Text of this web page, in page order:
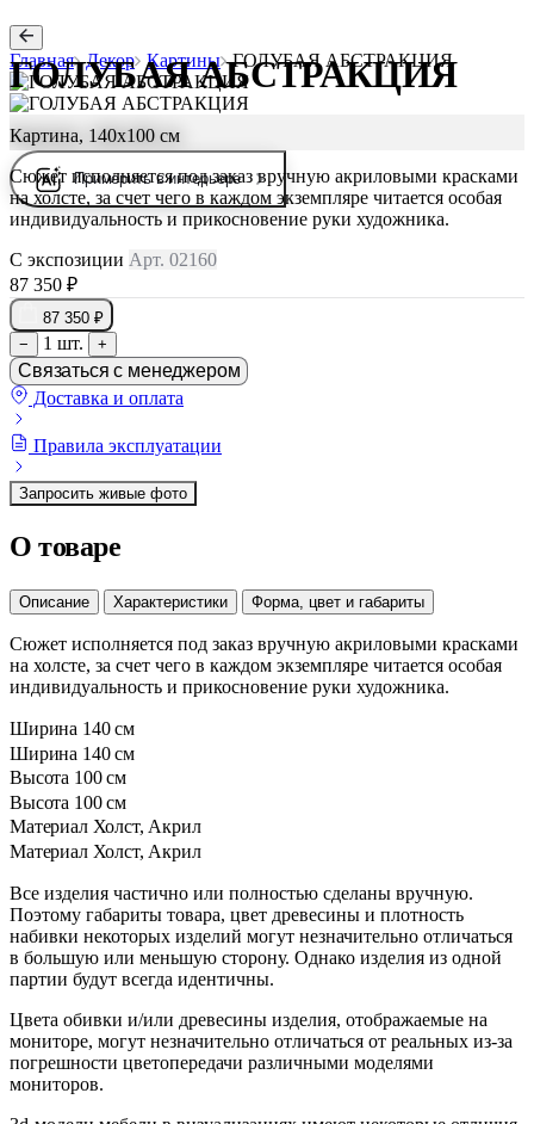
Главная Декор Картины ГОЛУБАЯ АБСТРАКЦИЯ
Примерить в интерьере
ГОЛУБАЯ АБСТРАКЦИЯ
Картина, 140х100 см
Сюжет исполняется под заказ вручную акриловыми красками
на холсте, за счет чего в каждом экземпляре читается особая
индивидуальность и прикосновение руки художника.
С экспозиции Арт. 02160
87 350 ₽
87 350 ₽
−
1 шт. +
Связаться с менеджером
Доставка и оплата
Правила эксплуатации
Запросить живые фото
О товаре
Описание Характеристики Форма, цвет и габариты
Сюжет исполняется под заказ вручную акриловыми красками
на холсте, за счет чего в каждом экземпляре читается особая
индивидуальность и прикосновение руки художника.
Ширина 140 см
Ширина 140 см
Высота 100 см
Высота 100 см
Материал Холст, Акрил
Материал Холст, Акрил
Все изделия частично или полностью сделаны вручную.
Поэтому габариты товара, цвет древесины и плотность
набивки некоторых изделий могут незначительно отличаться
в большую или меньшую сторону. Однако изделия из одной
партии будут всегда идентичны.
Цвета обивки и/или древесины изделия, отображаемые на
мониторе, могут незначительно отличаться от реальных из-за
погрешности цветопередачи различными моделями
мониторов.